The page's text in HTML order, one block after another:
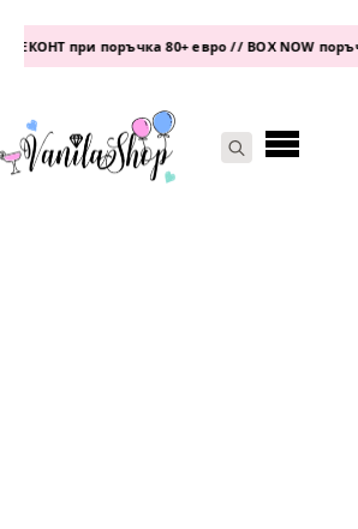
при поръчка 80+ евро // BOX NOW поръчка